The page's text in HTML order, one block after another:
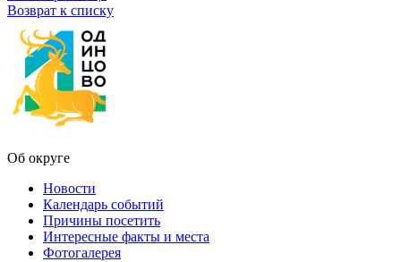
Возврат к списку
Об округе
Новости
Календарь событий
Причины посетить
Интересные факты и места
Фотогалерея